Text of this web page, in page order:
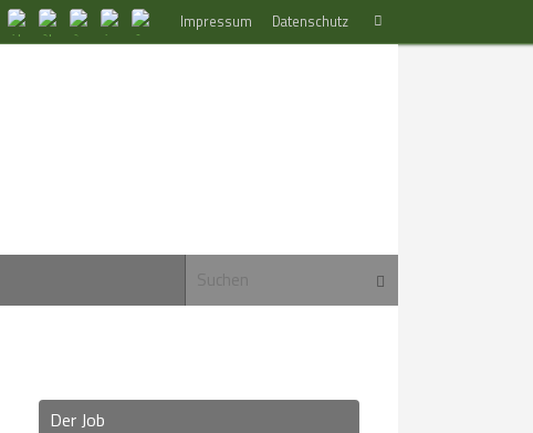
Impressum Datenschutz
nach:
Suchen
Suchen
Der Job